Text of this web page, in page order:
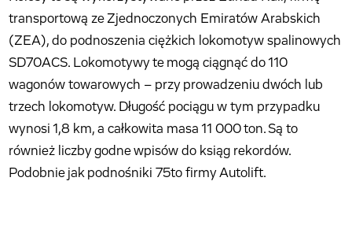
transportową ze Zjednoczonych Emiratów Arabskich
(ZEA), do podnoszenia ciężkich lokomotyw spalinowych
SD70ACS. Lokomotywy te mogą ciągnąć do 110
wagonów towarowych – przy prowadzeniu dwóch lub
trzech lokomotyw. Długość pociągu w tym przypadku
wynosi 1,8 km, a całkowita masa 11 000 ton. Są to
również liczby godne wpisów do ksiąg rekordów.
Podobnie jak podnośniki 75to firmy Autolift.